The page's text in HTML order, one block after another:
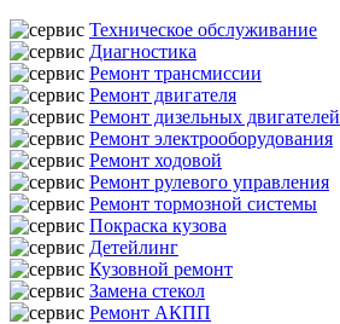
Техническое обслуживание
Диагностика
Ремонт трансмиссии
Ремонт двигателя
Ремонт дизельных двигателей
Ремонт электрооборудования
Ремонт ходовой
Ремонт рулевого управления
Ремонт тормозной системы
Покраска кузова
Детейлинг
Кузовной ремонт
Замена стекол
Ремонт АКПП